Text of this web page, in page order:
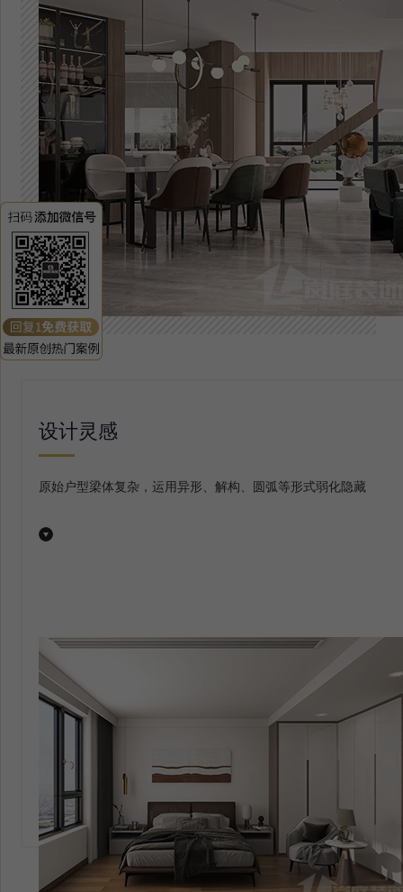
设计灵感
原始户型梁体复杂，运用异形、解构、圆弧等形式弱化隐藏